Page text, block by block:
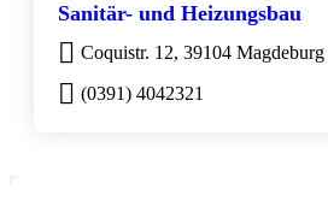
Sanitär- und Heizungsbau
Coquistr. 12, 39104 Magdeburg
(0391) 4042321